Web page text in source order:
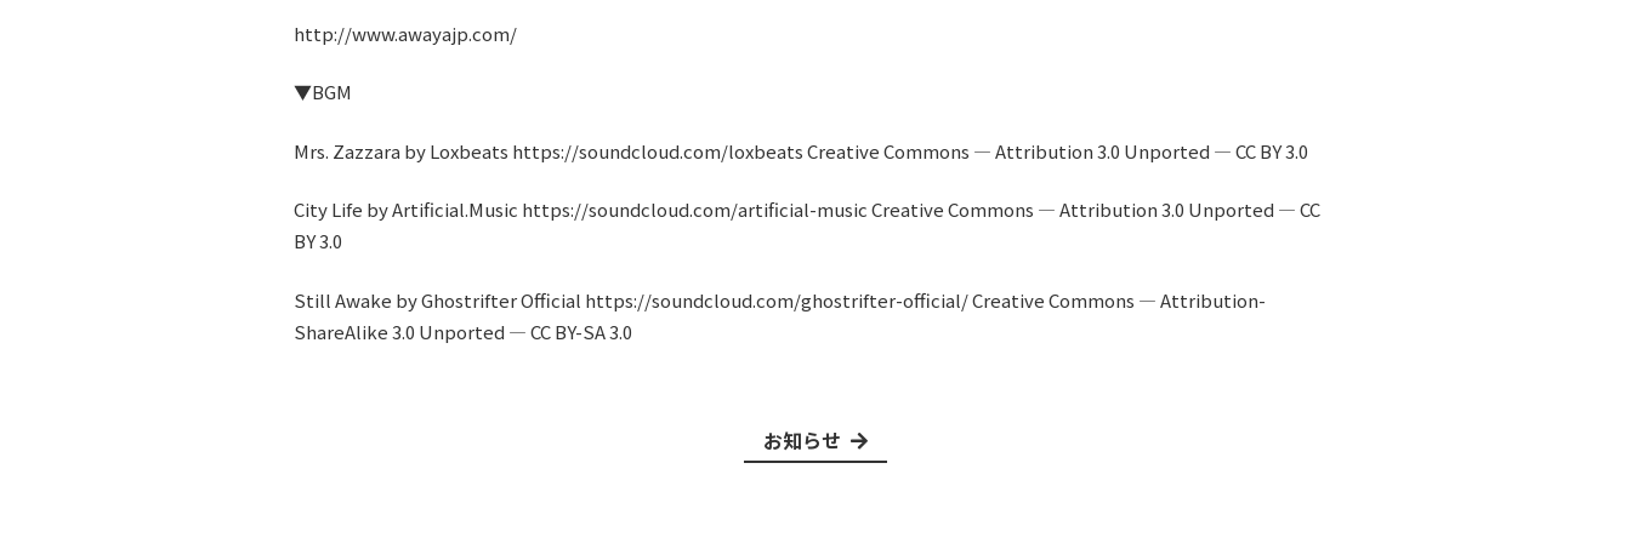
⁠⁠⁠⁠⁠http://www.awayajp.com/⁠⁠⁠⁠⁠
▼BGM
Mrs. Zazzara by Loxbeats https://soundcloud.com/loxbeats Creative Commons — Attribution 3.0 Unported — CC BY 3.0
City Life by Artificial.Music https://soundcloud.com/artificial-music Creative Commons — Attribution 3.0 Unported — CC
BY 3.0
Still Awake by Ghostrifter Official https://soundcloud.com/ghostrifter-official/ Creative Commons — Attribution-
ShareAlike 3.0 Unported — CC BY-SA 3.0
お知らせ